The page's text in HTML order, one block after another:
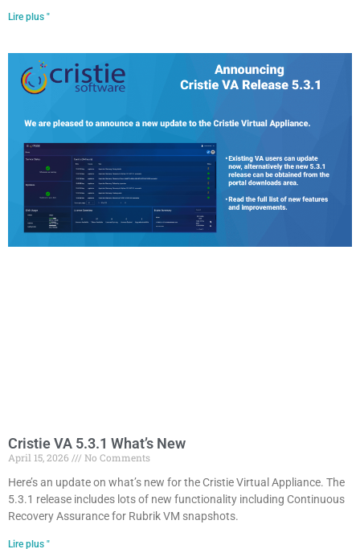
Lire plus "
Cristie VA 5.3.1 What’s New
April 15, 2026
No Comments
Here’s an update on what’s new for the Cristie Virtual Appliance. The
5.3.1 release includes lots of new functionality including Continuous
Recovery Assurance for Rubrik VM snapshots.
Lire plus "